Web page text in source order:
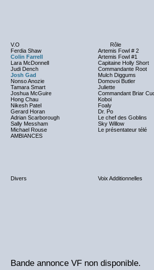
V.O
Rôle
Ferdia Shaw
Artemis Fowl # 2
Colin Farrell
Artemis Fowl #1
Lara McDonnell
Capitaine Holly Short
Judi Dench
Commandante Root
Josh Gad
Mulch Diggums
Nonso Anozie
Domovoi Butler
Tamara Smart
Juliette
Joshua McGuire
Commandant Briar
Hong Chau
Koboi
Nikesh Patel
Foaly
Gerard Horan
Dr. Po
Adrian Scarborough
Le chef des Goblins
Sally Messham
Sky Willow
Michael Rouse
Le présentateur télé
AMBIANCES
Divers Voix Additionnelles
Bande annonce VF non disponible.